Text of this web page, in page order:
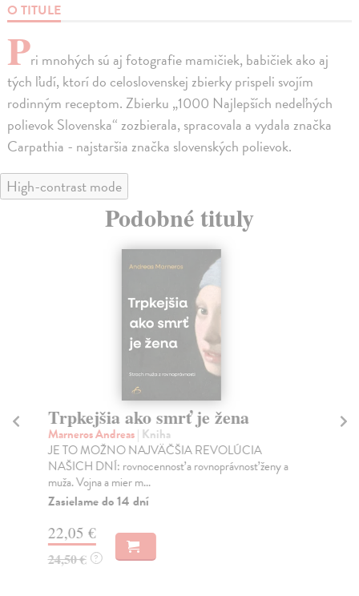
O TITULE
Pri mnohých sú aj fotografie mamičiek, babičiek ako aj
tých ľudí, ktorí do celoslovenskej zbierky prispeli svojím
rodinným receptom. Zbierku „1000 Najlepších nedeľných
polievok Slovenska“ zozbierala, spracovala a vydala značka
Carpathia - najstaršia značka slovenských polievok.
High-contrast mode
Podobné tituly
Trpkejšia ako smrť je žena
Marneros Andreas| Kniha
JE TO MOŽNO NAJVÄČŠIA REVOLÚCIA
NAŠICH DNÍ: rovnocennosť a rovnoprávnosť ženy a
muža. Vojna a mier m...
Zasielame do 14 dní
22,05 €
24,50 € ?